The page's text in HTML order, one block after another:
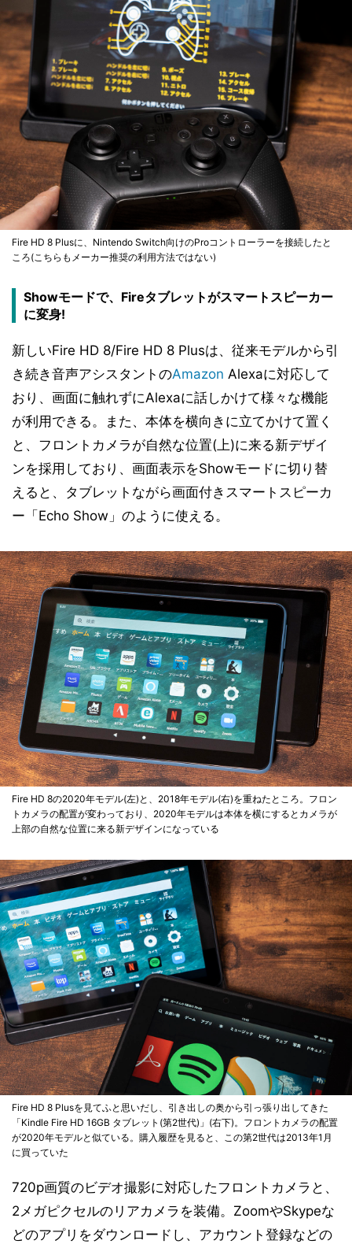
Fire HD 8 Plusに、Nintendo Switch向けのProコントローラーを接続したと
ころ(こちらもメーカー推奨の利用方法ではない)
Showモードで、Fireタブレットがスマートスピーカー
に変身!
新しいFire HD 8/Fire HD 8 Plusは、従来モデルから引
き続き音声アシスタントのAmazon Alexaに対応して
おり、画面に触れずにAlexaに話しかけて様々な機能
が利用できる。また、本体を横向きに立てかけて置く
と、フロントカメラが自然な位置(上)に来る新デザイ
ンを採用しており、画面表示をShowモードに切り替
えると、タブレットながら画面付きスマートスピーカ
ー「Echo Show」のように使える。
Fire HD 8の2020年モデル(左)と、2018年モデル(右)を重ねたところ。フロン
トカメラの配置が変わっており、2020年モデルは本体を横にするとカメラが
上部の自然な位置に来る新デザインになっている
Fire HD 8 Plusを見てふと思いだし、引き出しの奥から引っ張り出してきた
「Kindle Fire HD 16GB タブレット(第2世代)」(右下)。フロントカメラの配置
が2020年モデルと似ている。購入履歴を見ると、この第2世代は2013年1月
に買っていた
720p画質のビデオ撮影に対応したフロントカメラと、
2メガピクセルのリアカメラを装備。ZoomやSkypeな
どのアプリをダウンロードし、アカウント登録などの